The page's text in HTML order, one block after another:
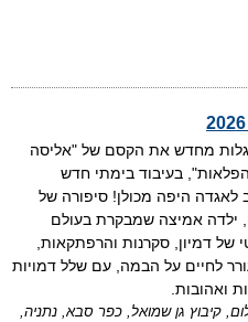
לגלות מחדש את הקסם של "אליסה
הפלאות", בעיבוד בימתי חדש
לאגדה היפה מכולן! סיפורה של
ילדה אמיצה שמבקרת בעולם
של דמיון, סקרנות והרפתקאות,
לחיים על הבמה, עם שלל דמויות
ואהובות.
קיבוץ גן שמואל, כפר סבא, נתניה,